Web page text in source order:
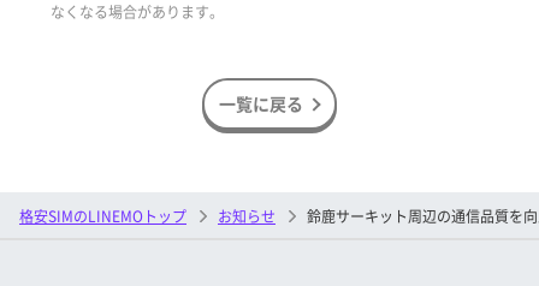
なくなる場合があります。
一覧に戻る
格安SIMのLINEMOトップ お知らせ 鈴鹿サーキット周辺の通信品質を